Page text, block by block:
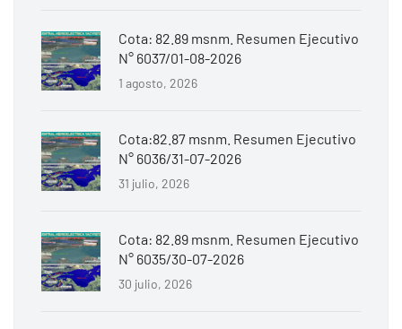
Cota: 82.89 msnm. Resumen Ejecutivo
N° 6037/01-08-2026
1 agosto, 2026
Cota:82.87 msnm. Resumen Ejecutivo
N° 6036/31-07-2026
31 julio, 2026
Cota: 82.89 msnm. Resumen Ejecutivo
N° 6035/30-07-2026
30 julio, 2026